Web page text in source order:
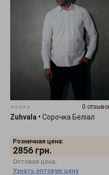
0
Zuhvala • Сорочка Беліал
Розничная цена:
2856 грн.
Оптовая цена:
Узнать оптовую цену